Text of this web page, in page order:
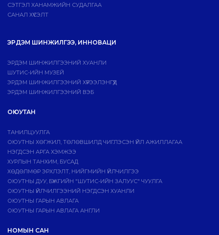
СЭТГЭЛ ХАНАМЖИЙН СУДАЛГАА
САНАЛ ХҮСЭЛТ
ЭРДЭМ ШИНЖИЛГЭЭ, ИННОВАЦИ
ЭРДЭМ ШИНЖИЛГЭЭНИЙ ХУАНЛИ
ШУТИС-ИЙН МУЗЕЙ
ЭРДЭМ ШИНЖИЛГЭЭНИЙ ХҮРЭЭЛЭНГҮҮД
ЭРДЭМ ШИНЖИЛГЭЭНИЙ ВЭБ
ОЮУТАН
ТАНИЛЦУУЛГА
ОЮУТНЫ ХӨГЖИЛ, ТӨЛӨВШИЛД ЧИГЛЭСЭН ҮЙЛ АЖИЛЛАГАА
НЭГДСЭН АРГА ХЭМЖЭЭ
ХУРЛЫН ТАНХИМ, БУСАД
ХӨДӨЛМӨР ЭРХЛЭЛТ, НИЙГМИЙН ҮЙЛЧИЛГЭЭ
ОЮУТНЫ ДУУ, БҮЖГИЙН "ШУТИС-ИЙН ЗАЛУУС" ЧУУЛГА
ОЮУТНЫ ҮЙЛЧИЛГЭЭНИЙ НЭГДСЭН ХУАНЛИ
ОЮУТНЫ ГАРЫН АВЛАГА
ОЮУТНЫ ГАРЫН АВЛАГА АНГЛИ
НОМЫН САН